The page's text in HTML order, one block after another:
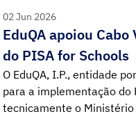
02 Jun 2026
EduQA apoiou
do PISA for Schools
O EduQA, I.P., entidade
para a implementação do
tecnicamente o Ministério